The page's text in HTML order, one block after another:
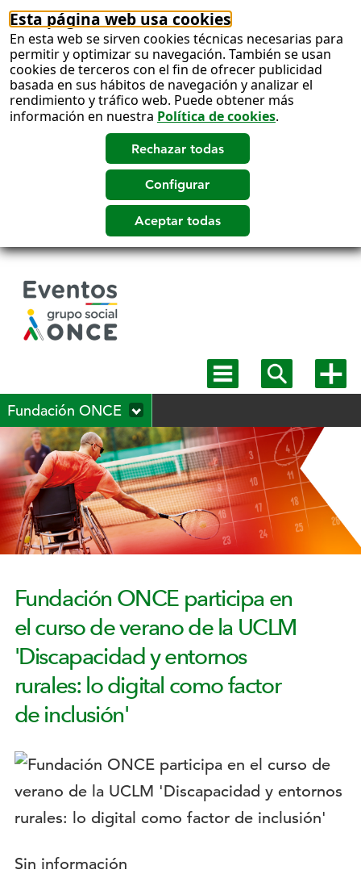
Esta página web usa cookies
En esta web se sirven cookies técnicas necesarias para
permitir y optimizar su navegación. También se usan
cookies de terceros con el fin de ofrecer publicidad
basada en sus hábitos de navegación y analizar el
rendimiento y tráfico web. Puede obtener más
información en nuestra Política de cookies.
Mostrar
menú
Mostrar
buscadormás
Fundación ONCE
Fundación ONCE participa en
el curso de verano de la UCLM
'Discapacidad y entornos
rurales: lo digital como factor
de inclusión'
Logotipo:
Descripción:
Sin información